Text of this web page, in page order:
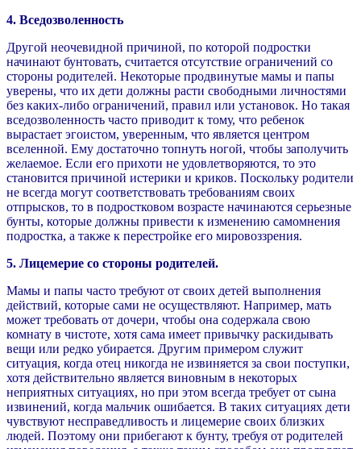
4. Вседозволенность
Другой неочевидной причиной, по которой подростки
начинают бунтовать, считается отсутствие ограничений со
стороны родителей. Некоторые продвинутые мамы и папы
уверены, что их дети должны расти свободными личностями
без каких-либо ограничений, правил или установок. Но такая
вседозволенность часто приводит к тому, что ребенок
вырастает эгоистом, уверенным, что является центром
вселенной. Ему достаточно топнуть ногой, чтобы заполучить
желаемое. Если его прихоти не удовлетворяются, то это
становится причиной истерики и криков. Поскольку родители
не всегда могут соответствовать требованиям своих
отпрысков, то в подростковом возрасте начинаются серьезные
бунты, которые должны привести к изменению самомнения
подростка, а также к перестройке его мировоззрения.
5. Лицемерие со стороны родителей.
Мамы и папы часто требуют от своих детей выполнения
действий, которые сами не осуществляют. Например, мать
может требовать от дочери, чтобы она содержала свою
комнату в чистоте, хотя сама имеет привычку раскидывать
вещи или редко убирается. Другим примером служит
ситуация, когда отец никогда не извиняется за свои поступки,
хотя действительно является виновным в некоторых
неприятных ситуациях, но при этом всегда требует от сына
извинений, когда мальчик ошибается. В таких ситуациях дети
чувствуют несправедливость и лицемерие своих близких
людей. Поэтому они прибегают к бунту, требуя от родителей